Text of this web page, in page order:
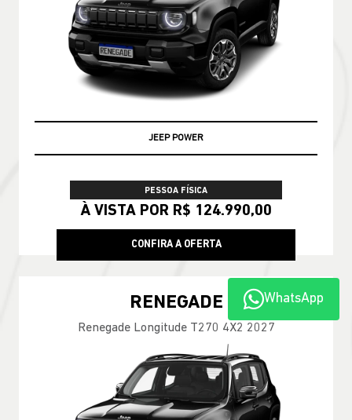
PRONTA ENTREGA
PESSOA FÍSICA
R$ 188.990,00
CONFIRA A OFERTA
COMPASS
Compass Longitude T270 2026
WhatsApp